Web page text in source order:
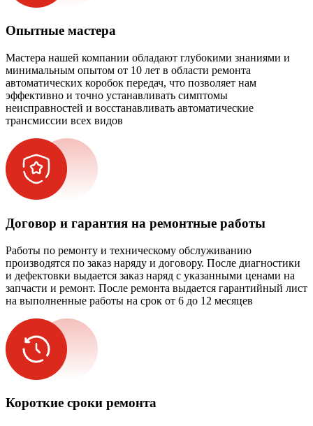
Опытные мастера
Мастера нашей компании обладают глубокими знаниями и
минимальным опытом от 10 лет в области ремонта
автоматических коробок передач, что позволяет нам
эффективно и точно устанавливать симптомы
неисправностей и восстанавливать автоматические
трансмиссии всех видов
Договор и гарантия на ремонтные работы
Работы по ремонту и техническому обслуживанию
производятся по заказ наряду и договору. После диагностики
и дефектовки выдается заказ наряд с указанными ценами на
запчасти и ремонт. После ремонта выдается гарантийный лист
на выполненные работы на срок от 6 до 12 месяцев
Короткие сроки ремонта